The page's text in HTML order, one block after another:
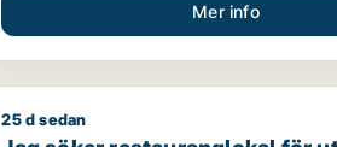
Mer info
Jag söker restauranglokal för
25 d sedan